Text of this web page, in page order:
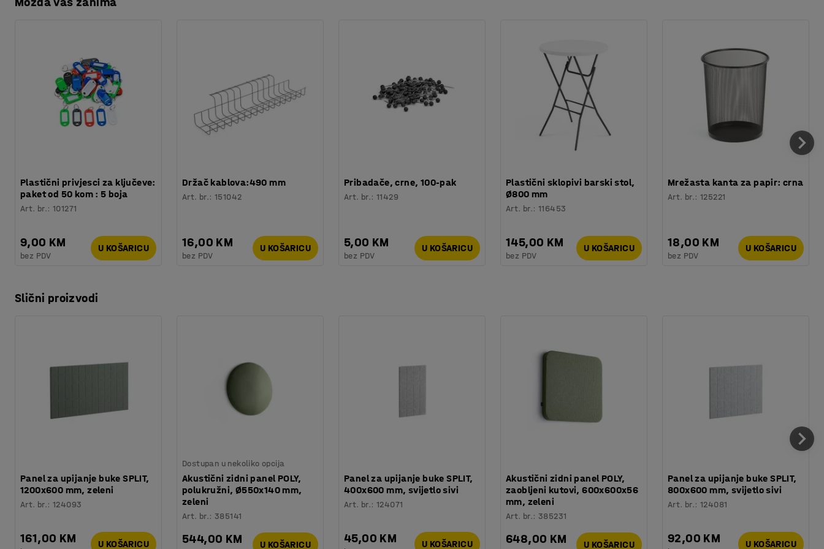
Broj /pakiranje: 4
Preuzmite upute za održavanjen
Plastični privjesci za ključeve:
paket od 50 kom : 5 boja
Art. br.:101271
9,00 KM
bez PDV
U KOŠARICU
Držač kablova:490 mm
Art. br.:151042
16,00 KM
bez PDV
U KOŠARICU
Pribadače, crne, 100-pak
Art. br.:11429
5,00 KM
bez PDV
U KOŠARICU
Plastični sklopivi barski stol,
Ø800 mm
Art. br.:116453
145,00 KM
bez PDV
U KOŠARICU
Mrežasta kanta za papir: crna
Art. br.:125221
18,00 KM
bez PDV
U KOŠARICU
Slični proizvodi
Panel za upijanje buke SPLIT,
1200x600 mm, zeleni
Art. br.:124093
161,00 KM U KOŠARICU
Dostupan u nekoliko opcija
Akustični zidni panel POLY,
polukružni, Ø550x140 mm,
zeleni
Art. br.:385141
544,00 KM U KOŠARICU
Panel za upijanje buke SPLIT,
400x600 mm, svijetlo sivi
Art. br.:124071
45,00 KM U KOŠARICU
Akustični zidni panel POLY,
zaobljeni kutovi, 600x600x56
mm, zeleni
Art. br.:385231
648,00 KM U KOŠARICU
Panel za upijanje buke SPLIT,
800x600 mm, svijetlo sivi
Art. br.:124081
92,00 KM U KOŠARICU